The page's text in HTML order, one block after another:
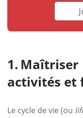
Maîtriser
activités et
Le cycle de vie (ou